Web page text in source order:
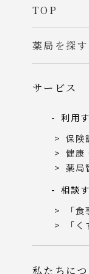
TOP
薬局を探す
サービス
利用
保険
健康
薬局
相談
「
「
私たちに